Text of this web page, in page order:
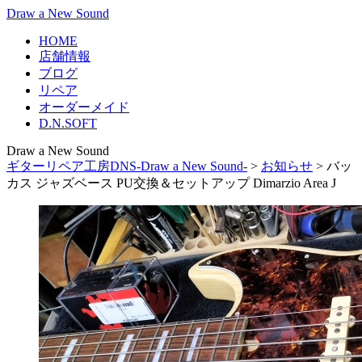
Draw a New Sound
HOME
店舗情報
ブログ
リペア
オーダーメイド
D.N.SOFT
Draw a New Sound
ギターリペア工房DNS-Draw a New Sound- > お知らせ > バッ
カス ジャズベース PU交換＆セットアップ Dimarzio Area J